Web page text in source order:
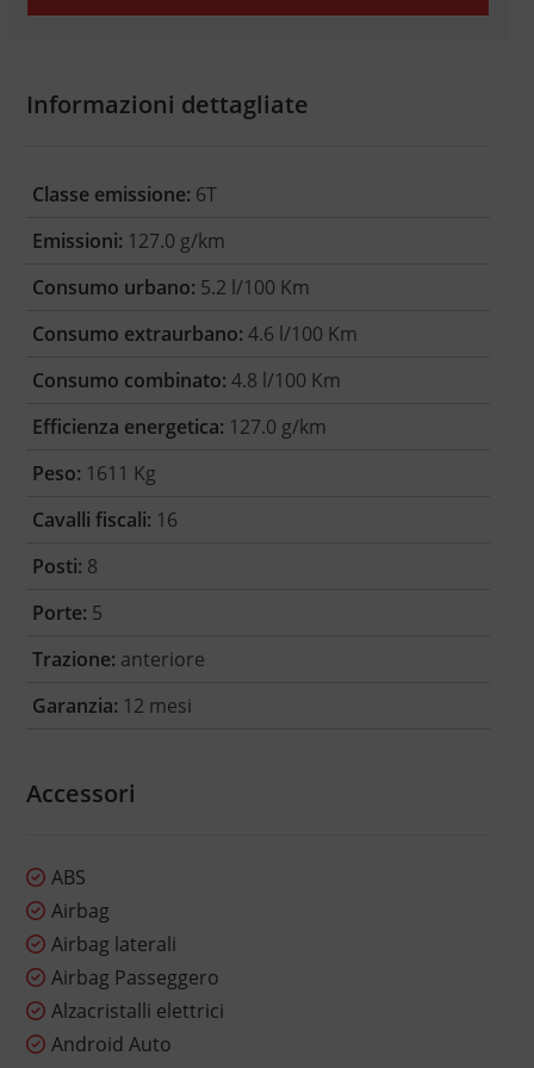
Informazioni dettagliate
Classe emissione: 6T
Emissioni: 127.0 g/km
Consumo urbano: 5.2 l/100 Km
Consumo extraurbano: 4.6 l/100 Km
Consumo combinato: 4.8 l/100 Km
Efficienza energetica: 127.0 g/km
Peso: 1611 Kg
Cavalli fiscali: 16
Posti: 8
Porte: 5
Trazione: anteriore
Garanzia: 12 mesi
Accessori
ABS
Airbag
Airbag laterali
Airbag Passeggero
Alzacristalli elettrici
Android Auto